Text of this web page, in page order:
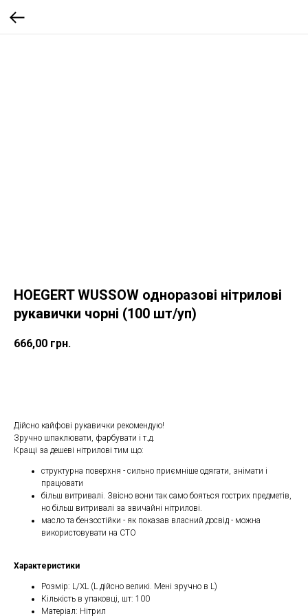
HOEGERT WUSSOW одноразові нітрилові
рукавички чорні (100 шт/уп)
666,00 грн.
Дійсно кайфові рукавички рекомендую!
Зручно шпаклювати, фарбувати і т.д.
Кращі за дешеві нітрилові тим що:
структурна поверхня - сильно приємніше одягати, знімати і
працювати
більш витривалі. Звісно вони так само бояться гострих предметів,
но більш витривалі за звичайні нітрилові.
масло та бензостійки - як показав власний досвід - можна
використовувати на СТО
Характеристики
Розмір: L/XL (L дійсно великі. Мені зручно в L)
Кількість в упаковці, шт: 100
Матеріал: Нітрил